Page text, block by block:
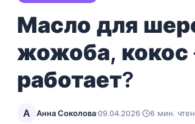
Масло для
жожоба, кокос
работает?
А Анна Соколова·09.04.2026· 6 мин.